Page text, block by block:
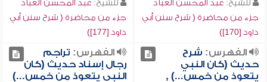
للشيخ: عبد المحسن العباد
جزء من محاضرة ( شرح سنن أبي
داود [170])
للشيخ: عبد المحسن العباد
جزء من محاضرة ( شرح سنن أبي
داود [177])
الفهرس: شرح
حديث (كان النبي
يتعوذ من خمس...) ,
الفهرس: تراجم
رجال إسناد حديث (كان
النبي يتعوذ من خمس...)